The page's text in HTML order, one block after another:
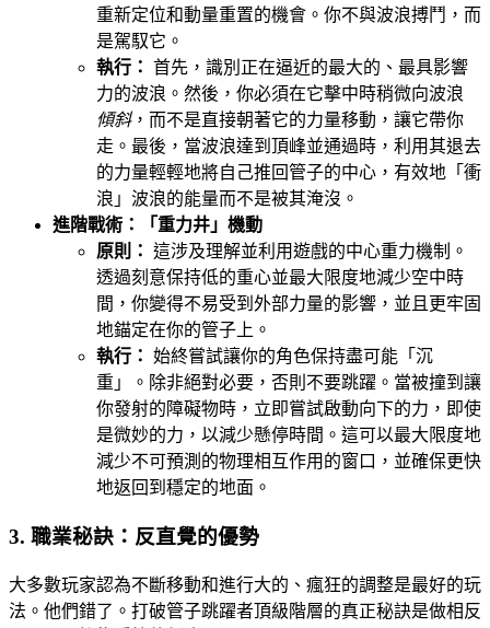
重新定位和動量重置的機會。你不與波浪搏鬥，而
是駕馭它。
執行： 首先，識別正在逼近的最大的、最具影響
力的波浪。然後，你必須在它擊中時稍微向波浪
傾斜，而不是直接朝著它的力量移動，讓它帶你
走。最後，當波浪達到頂峰並通過時，利用其退去
的力量輕輕地將自己推回管子的中心，有效地「衝
浪」波浪的能量而不是被其淹沒。
進階戰術：「重力井」機動
原則： 這涉及理解並利用遊戲的中心重力機制。
透過刻意保持低的重心並最大限度地減少空中時
間，你變得不易受到外部力量的影響，並且更牢固
地錨定在你的管子上。
執行： 始終嘗試讓你的角色保持盡可能「沉
重」。除非絕對必要，否則不要跳躍。當被撞到讓
你發射的障礙物時，立即嘗試啟動向下的力，即使
是微妙的力，以減少懸停時間。這可以最大限度地
減少不可預測的物理相互作用的窗口，並確保更快
地返回到穩定的地面。
3. 職業秘訣：反直覺的優勢
大多數玩家認為不斷移動和進行大的、瘋狂的調整是最好的玩
法。他們錯了。打破管子跳躍者頂級階層的真正秘訣是做相反